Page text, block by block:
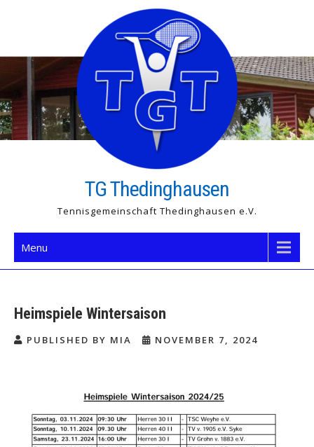
TG Thedinghausen
Tennisgemeinschaft Thedinghausen e.V.
Menu
Heimspiele Wintersaison
PUBLISHED BY MIA NOVEMBER 7, 2024